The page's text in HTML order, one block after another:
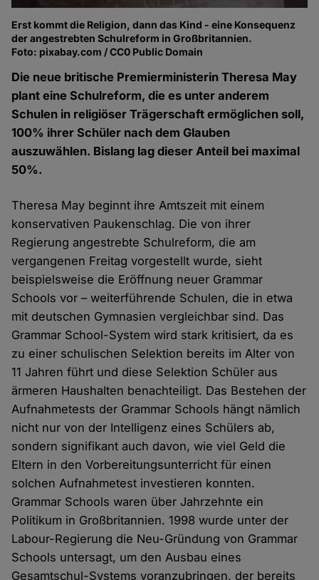
Erst kommt die Religion, dann das Kind - eine Konsequenz
der angestrebten Schulreform in Großbritannien.
Foto: pixabay.com / CC0 Public Domain
Die neue britische Premierministerin Theresa May
plant eine Schulreform, die es unter anderem
Schulen in religiöser Trägerschaft ermöglichen soll,
100% ihrer Schüler nach dem Glauben
auszuwählen. Bislang lag dieser Anteil bei maximal
50%.
Theresa May beginnt ihre Amtszeit mit einem
konservativen Paukenschlag. Die von ihrer
Regierung angestrebte Schulreform, die am
vergangenen Freitag vorgestellt wurde, sieht
beispielsweise die Eröffnung neuer Grammar
Schools vor – weiterführende Schulen, die in etwa
mit deutschen Gymnasien vergleichbar sind. Das
Grammar School-System wird stark kritisiert, da es
zu einer schulischen Selektion bereits im Alter von
11 Jahren führt und diese Selektion Schüler aus
ärmeren Haushalten benachteiligt. Das Bestehen der
Aufnahmetests der Grammar Schools hängt nämlich
nicht nur von der Intelligenz eines Schülers ab,
sondern signifikant auch davon, wie viel Geld die
Eltern in den Vorbereitungsunterricht für einen
solchen Aufnahmetest investieren konnten.
Grammar Schools waren über Jahrzehnte ein
Politikum in Großbritannien. 1998 wurde unter der
Labour-Regierung die Neu-Gründung von Grammar
Schools untersagt, um den Ausbau eines
Gesamtschul-Systems voranzubringen, der bereits